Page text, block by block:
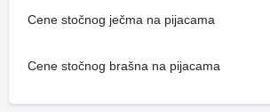
Cene stočnog ječma na pijacama
Cene stočnog brašna na pijacama